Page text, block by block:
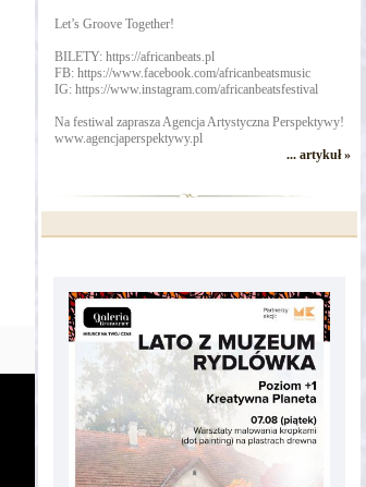
Let’s Groove Together! ​
BILETY: https://africanbeats.pl
FB: https://www.facebook.com/africanbeatsmusic
IG: https://www.instagram.com/africanbeatsfestival
Na festiwal zaprasza Agencja Artystyczna Perspektywy!
www.agencjaperspektywy.pl
... artykuł »